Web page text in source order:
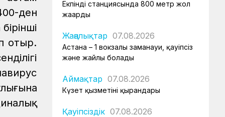
ден
отыр.
Екпінді станциясында 800 метр жол
жаңарды
Жаңалықтар 07.08.2026
Астана – 1 вокзалы заманауи, қауіпсіз
және жайлы болады
Аймақтар 07.08.2026
Күзет қызметінің қырандары
Қауіпсіздік 07.08.2026